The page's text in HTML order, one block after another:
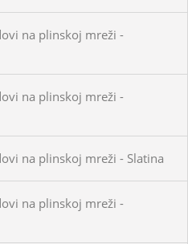
na plinskoj mreži -
na plinskoj mreži -
na plinskoj mreži - Slatina
na plinskoj mreži -